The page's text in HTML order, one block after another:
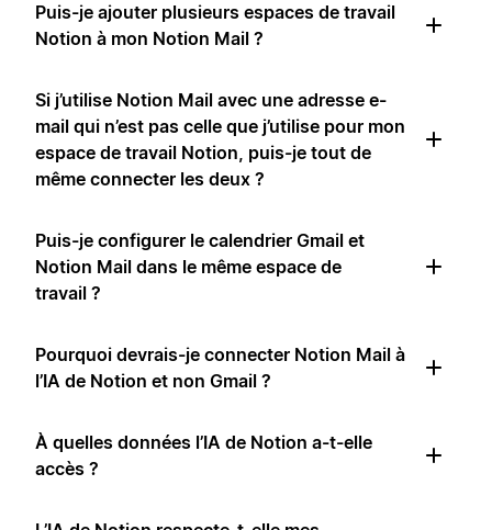
Puis-je ajouter plusieurs espaces de travail
Notion à mon Notion Mail ?
Si j’utilise Notion Mail avec une adresse e-
mail qui n’est pas celle que j’utilise pour mon
espace de travail Notion, puis-je tout de
même connecter les deux ?
Puis-je configurer le calendrier Gmail et
Notion Mail dans le même espace de
travail ?
Pourquoi devrais-je connecter Notion Mail à
l’IA de Notion et non Gmail ?
À quelles données l’IA de Notion a-t-elle
accès ?